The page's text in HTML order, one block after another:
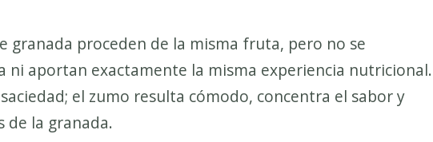
granada proceden de la misma fruta, pero no se
ni aportan exactamente la misma experiencia nutricional.
el zumo resulta cómodo, concentra el sabor y
de la granada.